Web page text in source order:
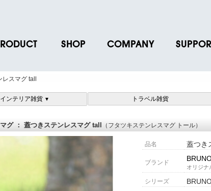
クトデータ
ティグッズ
先様 会員認証
SHOP
BRUNO POINT SERVICE
COMPANY
リクルート 各種お問い合
スマグ tall
インテリア雑貨 ▼ トラベル雑貨
グ ： 蓋つきステンレスマグ tall （フタツキステンレスマグ トール）
品名 蓋つき
ブランド
オリジナ
シリーズ